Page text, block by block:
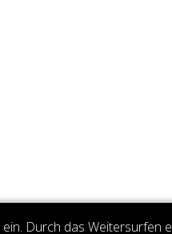
Durch das Weitersurfen